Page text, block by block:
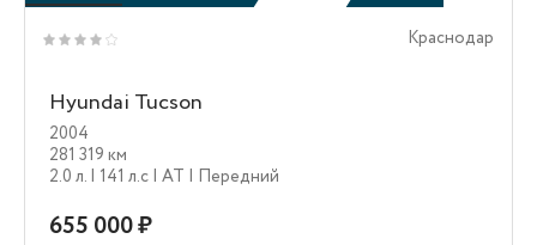
Краснодар
Hyundai Tucson
2004
281 319 км
2.0 л. | 141 л.c | AT | Передний
655 000 ₽